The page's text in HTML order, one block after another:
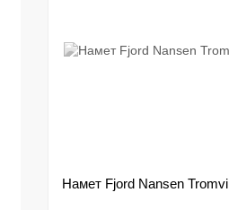
Намет Fjord Nansen